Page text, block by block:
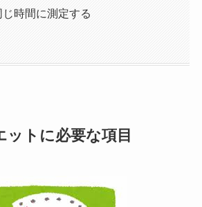
時間に測定する
ットに必要な項目